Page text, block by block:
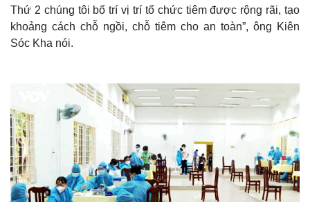
Thứ 2 chúng tôi bố trí vị trí tổ chức tiêm được rộng rãi, tạo
khoảng cách chỗ ngồi, chỗ tiêm cho an toàn”, ông Kiên
Sóc Kha nói.